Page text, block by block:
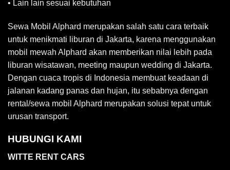
• Lain lain sesuai kebutuhan
Sewa Mobil Alphard merupakan salah satu cara terbaik
untuk menikmati liburan di Jakarta, karena menggunakan
mobil mewah Alphard akan memberikan nilai lebih pada
liburan wisatawan, meeting maupun wedding di Jakarta.
Dengan cuaca tropis di Indonesia membuat keadaan di
jalanan kadang panas dan hujan, itu sebabnya dengan
rental/sewa mobil Alphard merupakan solusi tepat untuk
urusan transport.
HUBUNGI KAMI
WITTE RENT CARS